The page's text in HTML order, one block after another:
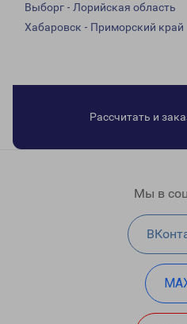
Выборг - Лорийская область
Хабаровск - Приморский край
Рассчитать и
Мы в